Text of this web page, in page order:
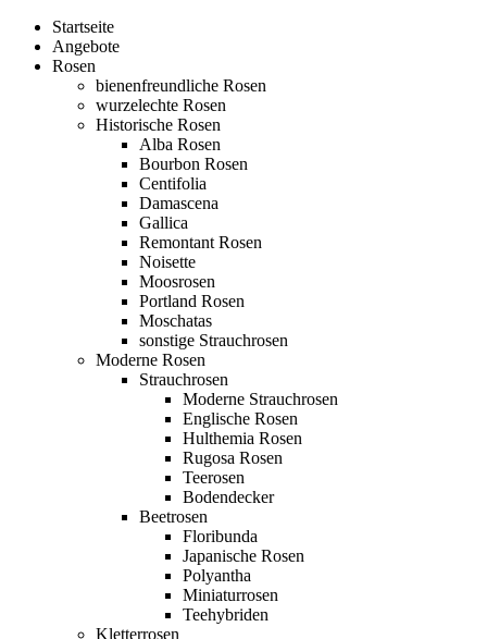
Startseite
Angebote
Rosen
bienenfreundliche Rosen
wurzelechte Rosen
Historische Rosen
Alba Rosen
Bourbon Rosen
Centifolia
Damascena
Gallica
Remontant Rosen
Noisette
Moosrosen
Portland Rosen
Moschatas
sonstige Strauchrosen
Moderne Rosen
Strauchrosen
Moderne Strauchrosen
Englische Rosen
Hulthemia Rosen
Rugosa Rosen
Teerosen
Bodendecker
Beetrosen
Floribunda
Japanische Rosen
Polyantha
Miniaturrosen
Teehybriden
Kletterrosen